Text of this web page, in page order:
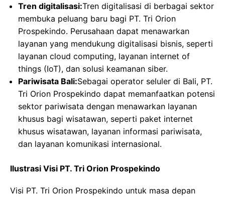
Tren digitalisasi:Tren digitalisasi di berbagai sektor
membuka peluang baru bagi PT. Tri Orion
Prospekindo. Perusahaan dapat menawarkan
layanan yang mendukung digitalisasi bisnis, seperti
layanan cloud computing, layanan internet of
things (IoT), dan solusi keamanan siber.
Pariwisata Bali:Sebagai operator seluler di Bali, PT.
Tri Orion Prospekindo dapat memanfaatkan potensi
sektor pariwisata dengan menawarkan layanan
khusus bagi wisatawan, seperti paket internet
khusus wisatawan, layanan informasi pariwisata,
dan layanan komunikasi internasional.
Ilustrasi Visi PT. Tri Orion Prospekindo
Visi PT. Tri Orion Prospekindo untuk masa depan